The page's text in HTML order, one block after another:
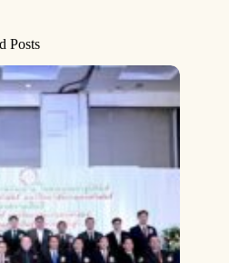
Posts